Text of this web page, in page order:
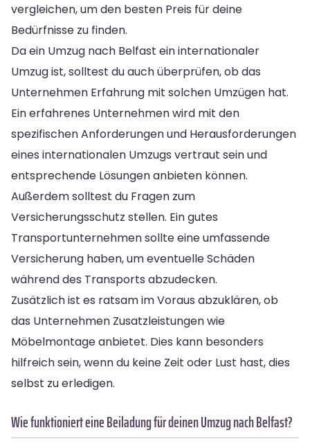
vergleichen, um den besten Preis für deine
Bedürfnisse zu finden.
Da ein Umzug nach Belfast ein internationaler
Umzug ist, solltest du auch überprüfen, ob das
Unternehmen Erfahrung mit solchen Umzügen hat.
Ein erfahrenes Unternehmen wird mit den
spezifischen Anforderungen und Herausforderungen
eines internationalen Umzugs vertraut sein und
entsprechende Lösungen anbieten können.
Außerdem solltest du Fragen zum
Versicherungsschutz stellen. Ein gutes
Transportunternehmen sollte eine umfassende
Versicherung haben, um eventuelle Schäden
während des Transports abzudecken.
Zusätzlich ist es ratsam im Voraus abzuklären, ob
das Unternehmen Zusatzleistungen wie
Möbelmontage anbietet. Dies kann besonders
hilfreich sein, wenn du keine Zeit oder Lust hast, dies
selbst zu erledigen.
Wie funktioniert eine Beiladung für deinen Umzug nach Belfast?